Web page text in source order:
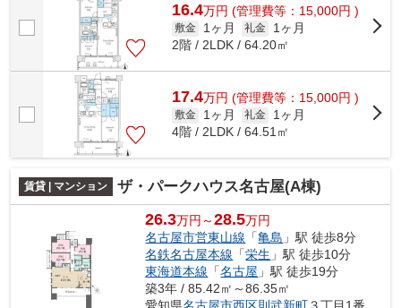
16.4万円 (管理費等：15,000円 )
敷金 1ヶ月 礼金
1ヶ月
2階 / 2LDK / 64.20㎡
17.4万円 (管理費等：15,000円 )
敷金 1ヶ月 礼金
1ヶ月
4階 / 2LDK / 64.51㎡
賃貸 | マンション ザ・パークハウス名古屋(A棟)
26.3万円～28.5万円
名古屋市営東山線 「亀島 」駅 徒歩8分
名鉄名古屋本線 「栄生 」駅 徒歩10分
東海道本線 「名古屋 」駅 徒歩19分
築3年 / 85.42㎡～86.35㎡
愛知県名古屋市西区則武新町３丁目1番